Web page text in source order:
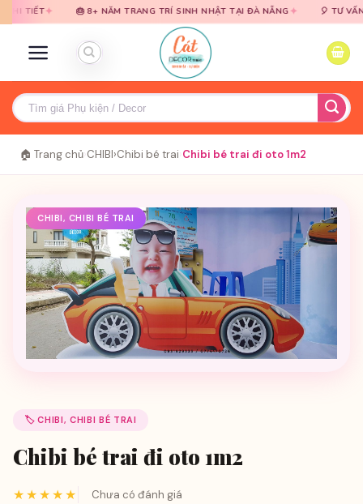
qua
qua
🎂 8+ NĂM TRANG TRÍ SINH NHẬT TẠI ĐÀ NẴNG ✦ 🎈 TƯ VẤN MIỄN
Tìm
kiếm:
🏠 Trang chủ CHIBI›Chibi bé trai Chibi bé trai đi oto 1m2
CHIBI, CHIBI BÉ TRAI
🏷️ CHIBI, CHIBI BÉ TRAI
Chibi bé trai đi oto 1m2
★★★★★ Chưa có đánh giá